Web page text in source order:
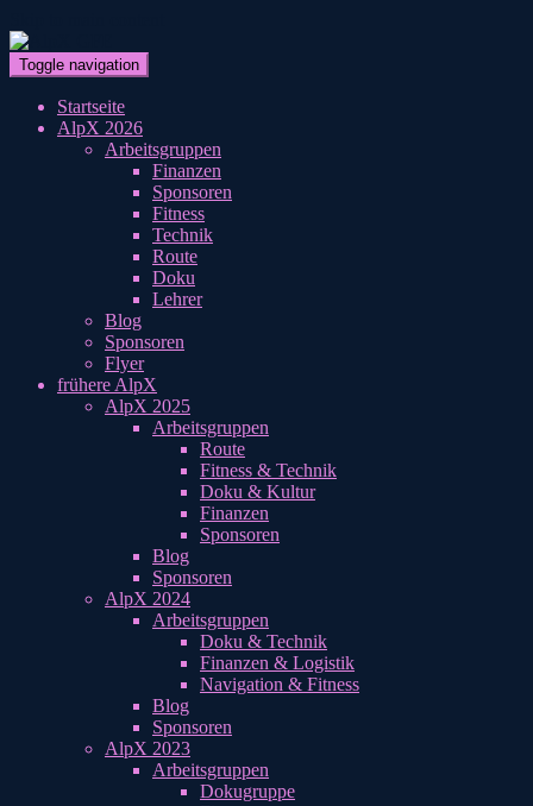
Toggle navigation
Startseite
AlpX 2026
Arbeitsgruppen
Finanzen
Sponsoren
Fitness
Technik
Route
Doku
Lehrer
Blog
Sponsoren
Flyer
frühere AlpX
AlpX 2025
Arbeitsgruppen
Route
Fitness & Technik
Doku & Kultur
Finanzen
Sponsoren
Blog
Sponsoren
AlpX 2024
Arbeitsgruppen
Doku & Technik
Finanzen & Logistik
Navigation & Fitness
Blog
Sponsoren
AlpX 2023
Arbeitsgruppen
Dokugruppe